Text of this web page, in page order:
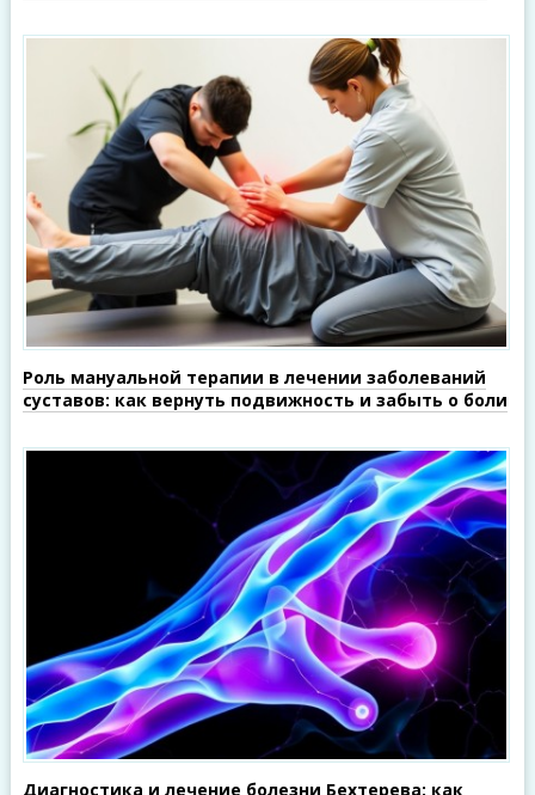
Роль мануальной терапии в лечении заболеваний
суставов: как вернуть подвижность и забыть о боли
Диагностика и лечение болезни Бехтерева: как